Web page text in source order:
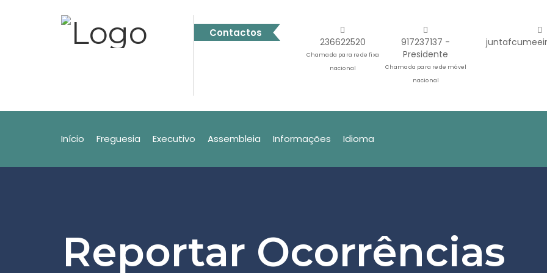
Contactos
236622520
Chamada para rede fixa
nacional
917237137 -
Presidente
Chamada para rede móvel
nacional
Início Freguesia Executivo Assembleia Informações Idioma
Reportar Ocorrências